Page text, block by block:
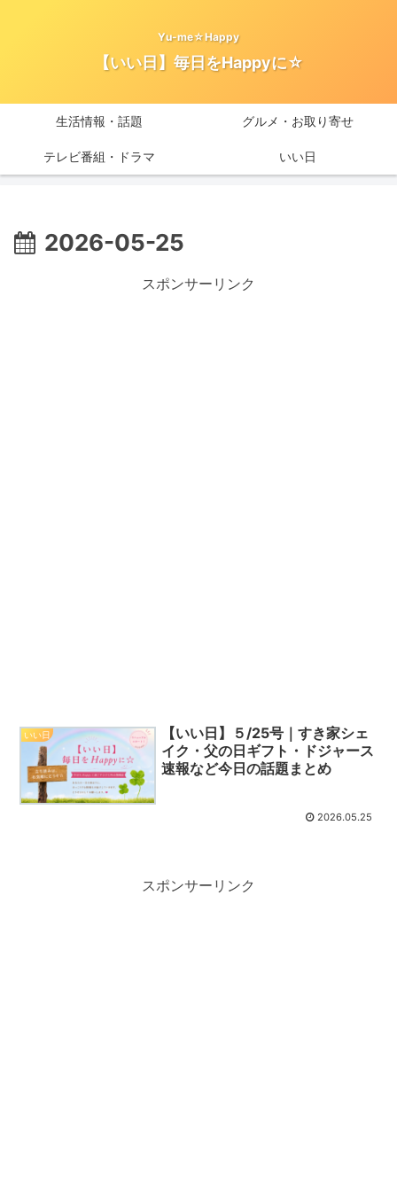
Yu-me☆Happy
【いい日】毎日をHappyに☆
生活情報・話題 グルメ・お取り寄せ
テレビ番組・ドラマ いい日
2026-05-25
スポンサーリンク
いい日
【いい日】５/25号｜すき家シェ
イク・父の日ギフト・ドジャース
速報など今日の話題まとめ
2026.05.25
スポンサーリンク